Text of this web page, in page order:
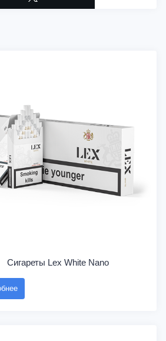
Сигареты Lex White Nano